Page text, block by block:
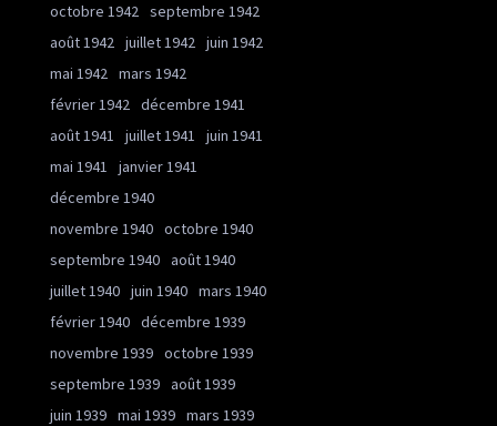
octobre 1942 septembre 1942
août 1942 juillet 1942 juin 1942
mai 1942 mars 1942
février 1942 décembre 1941
août 1941
juillet 1941
juin 1941
mai 1941
janvier 1941
décembre 1940
novembre 1940 octobre 1940
septembre 1940 août 1940
juillet 1940 juin 1940 mars 1940
février 1940 décembre 1939
novembre 1939 octobre 1939
septembre 1939 août 1939
juin 1939 mai 1939 mars 1939